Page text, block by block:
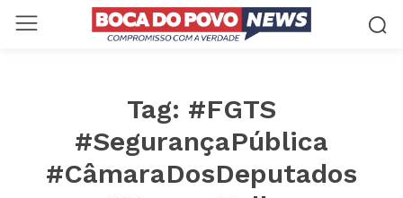
Tag: #FGTS
#SegurançaPública
#CâmaraDosDeputados